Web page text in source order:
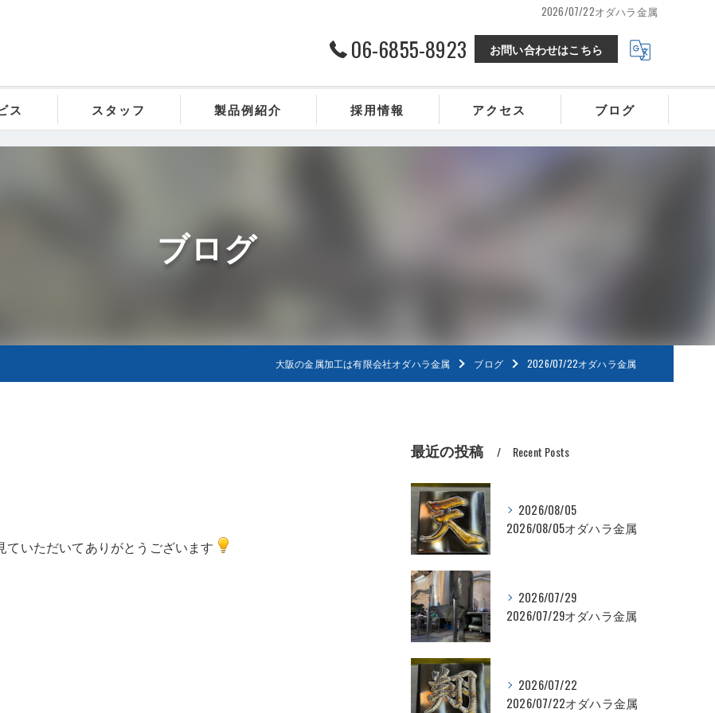
2026/07/22オダハラ金属
06-6855-8923 お問い合わせはこちら
ス スタッフ 製品例紹介 採用情報 アクセス ブログ
ブログ
大阪の金属加工は有限会社オダハラ金属 ブログ 2026/07/22オダハラ金属
ていただいてありがとうございます
最近の投稿 Recent Posts
2026/08/05
2026/08/05オダハラ金属
2026/07/29
2026/07/29オダハラ金属
2026/07/22
2026/07/22オダハラ金属